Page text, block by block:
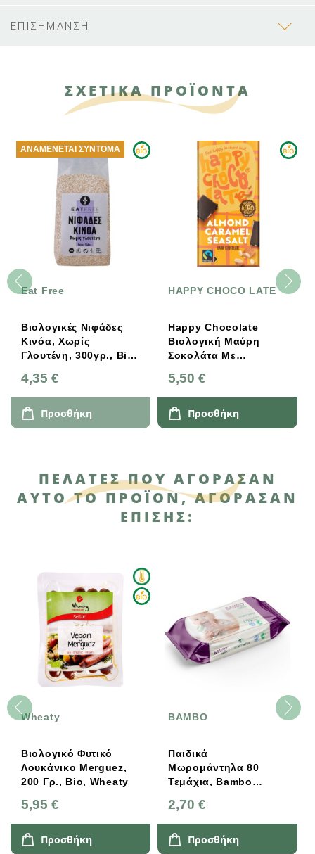
ΕΠΙΣΗΜΑΝΣΗ
ΣΧΕΤΙΚΑ ΠΡΟΪΟΝΤΑ
Eat Free
Βιολογικές Νιφάδες
Κινόα, Χωρίς
Γλουτένη, 300γρ., Bio,
4,35 €
ΑΝΑΜΈΝΕΤΑΙ ΣΎΝΤΟΜΑ
Προσθήκη
HAPPY CHOCO LATE
Happy Chocolate
Βιολογική Μαύρη
Σοκολάτα Με
Και Θαλασσινό Αλάτι
100g
5,50 €
Προσθήκη
ΠΕΛΆΤΕΣ ΠΟΥ ΑΓΌΡΑΣΑΝ
ΑΥΤΌ ΤΟ ΠΡΟΪΌΝ, ΑΓΌΡΑΣΑΝ
ΕΠΊΣΗΣ:
Wheaty
Βιολογικό Φυτικό
Λουκάνικο Merguez,
200 Γρ., Bio, Wheaty
5,95 €
Προσθήκη
ΒΑΜΒΟ
Παιδικά
Μωρομάντηλα 80
Τεμάχια, Bambo
2,70 €
Προσθήκη